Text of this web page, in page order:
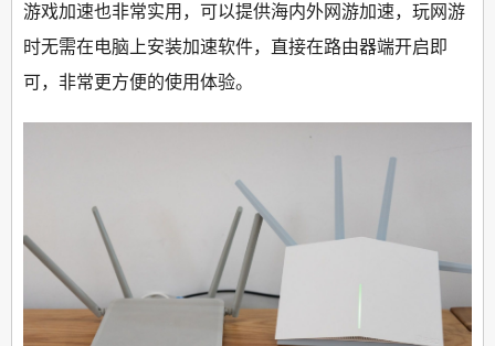
游戏加速也非常实用，可以提供海内外网游加速，玩网游
时无需在电脑上安装加速软件，直接在路由器端开启即
可，非常更方便的使用体验。